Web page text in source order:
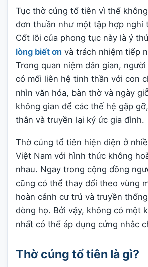
Tục thờ cúng tổ tiên vì thế
đơn thuần như một tập hợp nghi
Cốt lõi của phong tục này là ý
lòng biết ơn và trách nhiệm tiếp
Trong quan niệm dân gian,
có mối liên hệ tinh thần với con
nhìn văn hóa, bàn thờ và ngày
không gian để các thế hệ gặp
thân và truyền lại ký ức gia đình.
Thờ cúng tổ tiên hiện diện ở
Việt Nam với hình thức không
nhau. Ngay trong cộng đồng
cũng có thể thay đổi theo vùng
hoàn cảnh cư trú và truyền
dòng họ. Bởi vậy, không có một
nhất có thể áp dụng cứng nhắc
Thờ cúng tổ tiên là gì?